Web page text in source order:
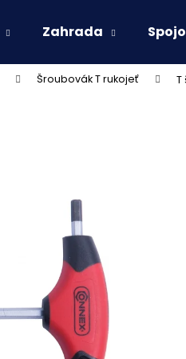
Zahrada
Šroubovák T rukojeť T
Co potřebujete
Doporučujeme